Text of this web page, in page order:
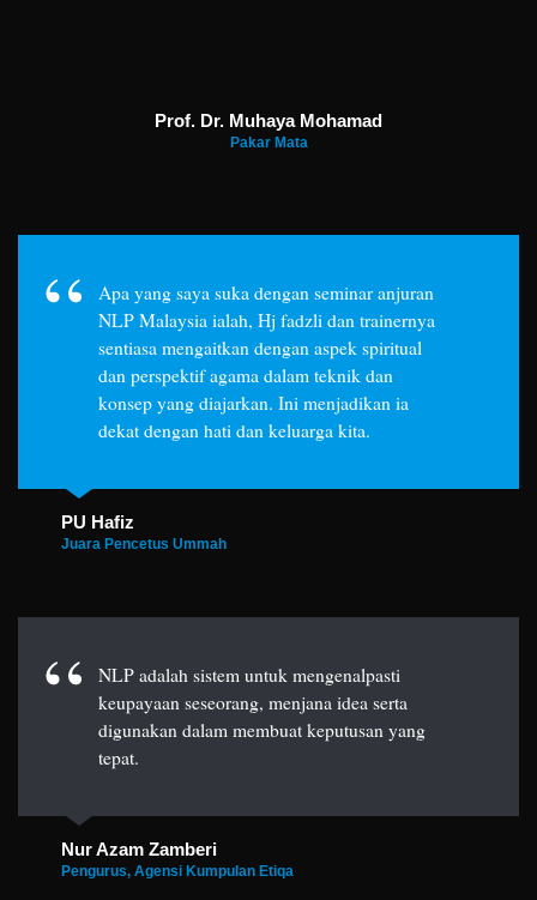
Prof. Dr. Muhaya Mohamad
Pakar Mata
Apa yang saya suka dengan seminar anjuran
NLP Malaysia ialah, Hj fadzli dan trainernya
sentiasa mengaitkan dengan aspek spiritual
dan perspektif agama dalam teknik dan
konsep yang diajarkan. Ini menjadikan ia
dekat dengan hati dan keluarga kita.
PU Hafiz
Juara Pencetus Ummah
NLP adalah sistem untuk mengenalpasti
keupayaan seseorang, menjana idea serta
digunakan dalam membuat keputusan yang
tepat.
Nur Azam Zamberi
Pengurus, Agensi Kumpulan Etiqa